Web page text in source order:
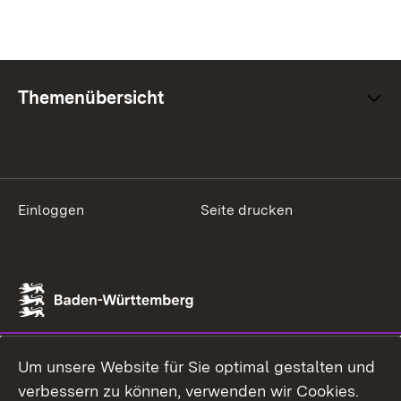
Themenübersicht
Einloggen Seite drucken
Um unsere Website für Sie optimal gestalten und
verbessern zu können, verwenden wir Cookies.